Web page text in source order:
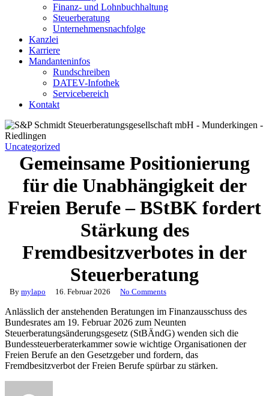
Finanz- und Lohnbuchhaltung
Steuerberatung
Unternehmensnachfolge
Kanzlei
Karriere
Mandanteninfos
Rundschreiben
DATEV-Infothek
Servicebereich
Kontakt
Uncategorized
Gemeinsame Positionierung
für die Unabhängigkeit der
Freien Berufe – BStBK fordert
Stärkung des
Fremdbesitzverbotes in der
Steuerberatung
By mylapo 16. Februar 2026 No Comments
Anlässlich der anstehenden Beratungen im Finanzausschuss des
Bundesrates am 19. Februar 2026 zum Neunten
Steuerberatungsänderungsgesetz (StBÄndG) wenden sich die
Bundessteuerberaterkammer sowie wichtige Organisationen der
Freien Berufe an den Gesetzgeber und fordern, das
Fremdbesitzverbot der Freien Berufe spürbar zu stärken.